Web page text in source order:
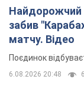
Найдорожчий
забив
матчу. Відео
Поєдинок
6.08.2026 20:48